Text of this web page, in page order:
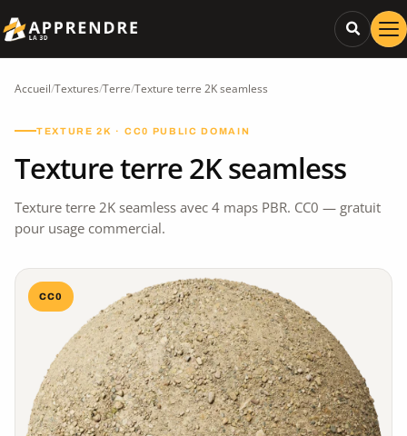
Accueil/Textures/Terre/Texture terre 2K seamless
TEXTURE 2K · CC0 PUBLIC DOMAIN
Texture terre 2K seamless
Texture terre 2K seamless avec 4 maps PBR. CC0 — gratuit
pour usage commercial.
CC0